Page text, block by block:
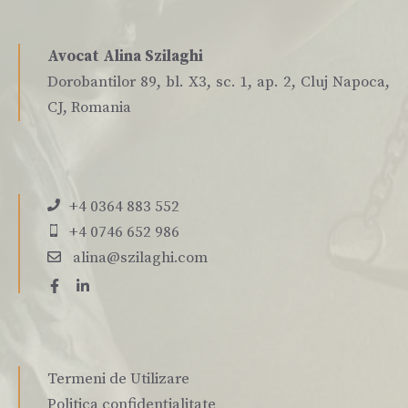
Avocat Alina Szilaghi
Dorobantilor 89, bl. X3, sc. 1, ap. 2, Cluj Napoca,
CJ, Romania
+4 0364 883 552
+4 0746 652 986
alina@szilaghi.com
Termeni de Utilizare